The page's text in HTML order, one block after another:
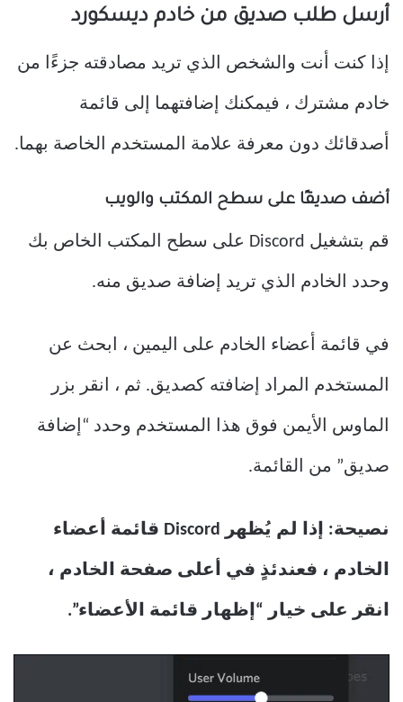
أرسل طلب صديق من خادم ديسكورد
إذا كنت أنت والشخص الذي تريد مصادقته جزءًا من
خادم مشترك ، فيمكنك إضافتهما إلى قائمة
أصدقائك دون معرفة علامة المستخدم الخاصة بهما.
أضف صديقًا على سطح المكتب والويب
قم بتشغيل Discord على سطح المكتب الخاص بك
وحدد الخادم الذي تريد إضافة صديق منه.
في قائمة أعضاء الخادم على اليمين ، ابحث عن
المستخدم المراد إضافته كصديق. ثم ، انقر بزر
الماوس الأيمن فوق هذا المستخدم وحدد “إضافة
صديق” من القائمة.
نصيحة: إذا لم يُظهر Discord قائمة أعضاء
الخادم ، فعندئذٍ في أعلى صفحة الخادم ،
انقر على خيار “إظهار قائمة الأعضاء”.